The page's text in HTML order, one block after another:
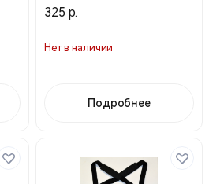
325 р.
Нет в наличии
Подробнее